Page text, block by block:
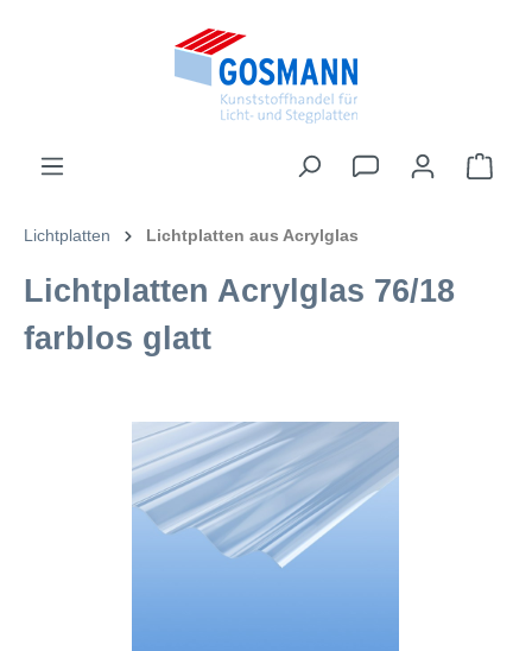
Lichtplatten Lichtplatten aus Acrylglas
Lichtplatten Acrylglas 76/18
farblos glatt